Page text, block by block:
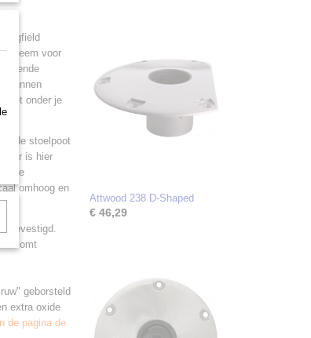
voor
kunnen
niet onder je
de stoelpoot
is hier
te
omhoog en
bevestigd.
geborsteld
extra oxide
de pagina de
Attwood 238 D-Shaped
€ 46,29